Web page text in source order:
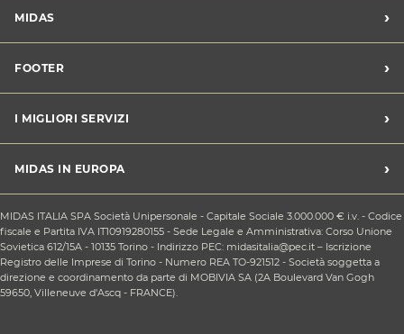
MIDAS ›
Blog dell'automobilista
Lavora con noi
Chi siamo
FOOTER ›
Apri un centro in franchising
CONDIZIONI PROMOZIONI
Sconti Convenzioni
Privacy policy
Condizioni Generali di Vendita
Contattaci
Responsabilità sociale d'impresa
Cookie Policy
I MIGLIORI SERVIZI ›
Revisione
Cambio gomme stagionale
Cinghia di distribuzione
Ricarica clima
Sostituzione batteria
Sostituzione ammortizzatori
MIDAS IN EUROPA ›
Midas Spagna
Midas Belgio
Midas Portogallo
MIDAS ITALIA SPA Società Unipersonale - Capitale Sociale 3.000.000 € i.v. - Codice
fiscale e Partita IVA IT10919280155 - Sede Legale e Amministrativa: Corso Unione
Sovietica 612/15A - 10135 Torino - Indirizzo PEC: midasitalia@pec.it – Iscrizione
Registro delle Imprese di Torino - Numero REA TO-921512 - Società soggetta a
direzione e coordinamento da parte di MOBIVIA SA (2A Boulevard Van Gogh
59650, Villeneuve d'Ascq - FRANCE).